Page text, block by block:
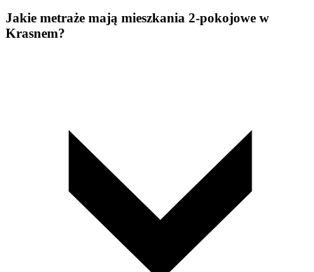
Jakie metraże mają mieszkania 2-pokojowe w
Krasnem?